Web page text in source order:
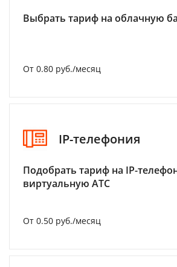
Выбрать тариф на облачную
От 0.80 руб./месяц
IP-телефония
Подобрать тариф на IP-
виртуальную АТС
От 0.50 руб./месяц